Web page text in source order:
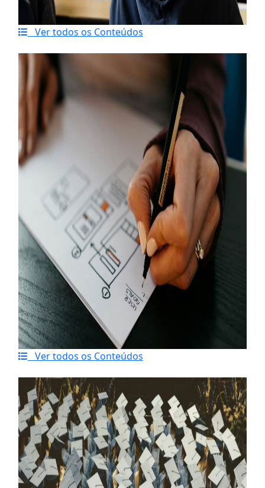
Ver todos os Conteúdos
Ver todos os Conteúdos